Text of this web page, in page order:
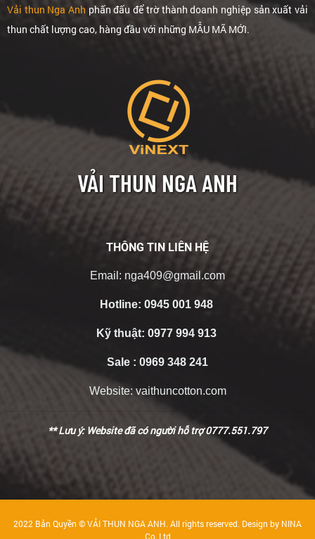
Vải thun Nga Anh phấn đấu để trờ thành doanh nghiệp sản xuất vải
thun chất lượng cao, hàng đầu với những MẪU MÃ MỚI.
VẢI THUN NGA ANH
THÔNG TIN LIÊN HỆ
Email: nga409@gmail.com
Hotline: 0945 001 948
Kỹ thuật: 0977 994 913
Sale : 0969 348 241
Website: vaithuncotton.com
** Lưu ý: Website đã có người hỗ trợ 0777.551.797
2022 Bản Quyền ©VẢI THUN NGA ANH. All rights reserved. Design by NINA
Co.,Ltd